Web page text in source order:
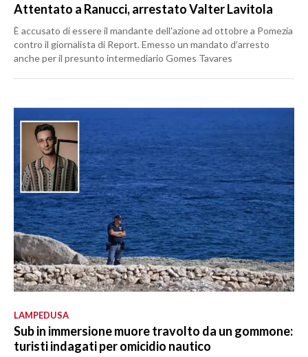
Attentato a Ranucci, arrestato Valter Lavitola
È accusato di essere il mandante dell'azione ad ottobre a Pomezia
contro il giornalista di Report. Emesso un mandato d’arresto
anche per il presunto intermediario Gomes Tavares
LAMPEDUSA
Sub in immersione muore travolto da un gommone:
turisti indagati per omicidio nautico